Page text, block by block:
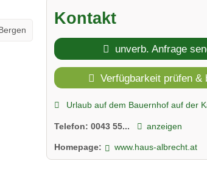
Kontakt
unverb. Anfrage
Verfügbarkeit prüfen &
Urlaub auf dem Bauernhof auf der
Telefon:0043 55... anzeigen
Homepage: www.haus-albrecht.at